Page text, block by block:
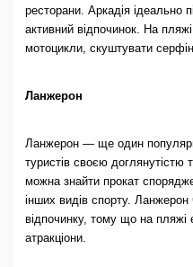
ресторани. Аркадія ідеально
активний відпочинок. На
мотоцикли, скуштувати
Ланжерон
Ланжерон — ще один
туристів своєю доглянутістю
можна знайти прокат
інших видів спорту.
відпочинку, тому що на пляжі
атракціони.